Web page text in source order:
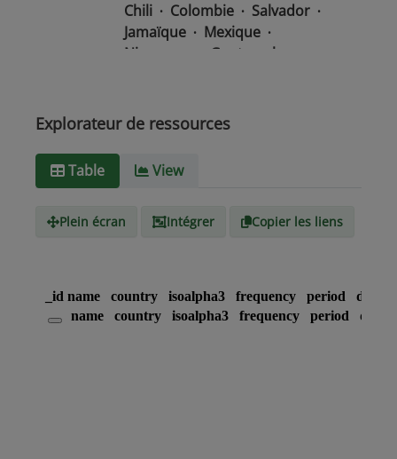
Chili
Colombie
Salvador
Jamaïque
Mexique
Nicaragua
Guatemala
Venezuela
Barbade
Type de
text/csv
Explorateur de ressources
Table View
Plein écran Intégrer Copier les liens